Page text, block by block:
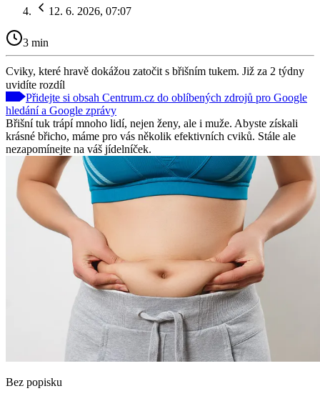
12. 6. 2026, 07:07
3 min
Cviky, které hravě dokážou zatočit s břišním tukem. Již za 2 týdny
uvidíte rozdíl
Přidejte si obsah Centrum.cz do oblíbených zdrojů pro Google
hledání a Google zprávy
Břišní tuk trápí mnoho lidí, nejen ženy, ale i muže. Abyste získali
krásné břicho, máme pro vás několik efektivních cviků. Stále ale
nezapomínejte na váš jídelníček.
Bez popisku